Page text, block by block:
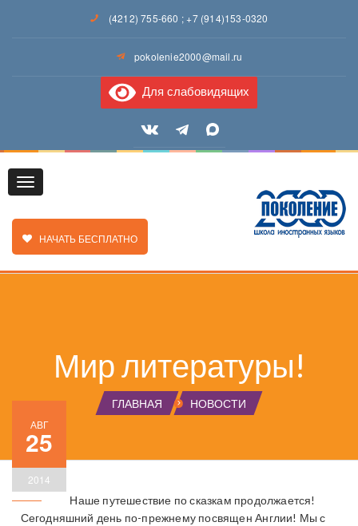
(4212) 755-660 ;+7 (914)153-0320
pokolenie2000@mail.ru
Для слабовидящих
Toggle
ЗАКАЗАТЬ ЗВОНОК
НАЧАТЬ БЕСПЛАТНО
Мир литературы!
ГЛАВНАЯ НОВОСТИ
АВГ
25
2014
Наше путешествие по сказкам продолжается!
Сегодняшний день по-прежнему посвящен Англии! Мы с